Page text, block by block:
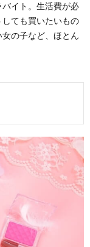
イト。生活費が必
ても買いたいもの
の子など、ほとん